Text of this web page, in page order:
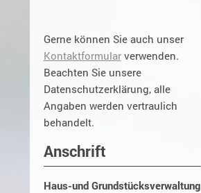
Gerne können Sie auch unser
Kontaktformularverwenden.
Beachten Sie unsere
Datenschutzerklärung, alle
Angaben werden vertraulich
behandelt.
Anschrift
Haus-und Grundstücksverwaltung